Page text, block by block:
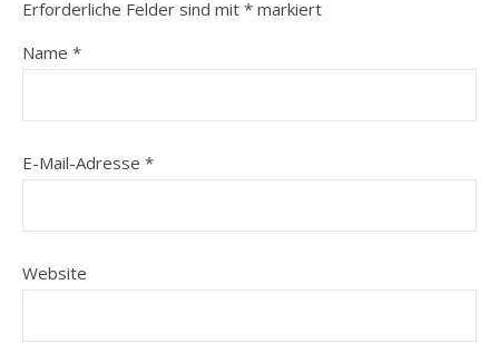
Erforderliche Felder sind mit * markiert
Name *
E-Mail-Adresse *
Website